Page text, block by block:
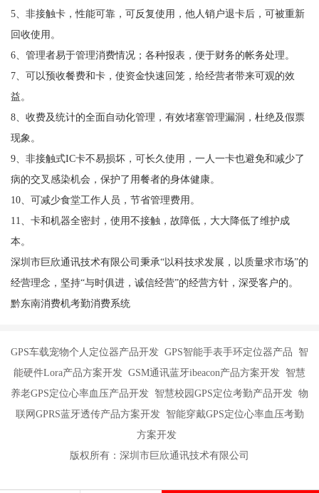
5、非接触卡，性能可靠，可反复使用，他人销户退卡后，可被重新
回收使用。
6、管理者易于管理消费情况；各种报表，便于财务的帐务处理。
7、可以预收餐费和卡，使资金快速回笼，给经营者带来可观的效
益。
8、收费及统计的全面自动化管理，有效堵塞管理漏洞，杜绝及假票
现象。
9、非接触式IC卡不易损坏，可长久使用，一人一卡也避免和减少了
病的交叉感染机会，保护了用餐者的身体健康。
10、可减少食堂工作人员，节省管理费用。
11、卡和机器全密封，使用不接触，故障低，大大降低了维护成
本。
深圳市巨欣通讯技术有限公司秉承“以科技求发展，以质量求市场”的
经营理念，坚持“与时俱进，诚信经营”的经营方针，深受客户的。
黔东南消费机考勤消费系统
GPS车载宠物个人定位器产品开发 GPS智能手表手环定位器产品 智
能硬件Lora产品方案开发 GSM通讯蓝牙ibeacon产品方案开发 智慧
养老GPS定位心率血压产品开发 智慧校园GPS定位考勤产品开发 物
联网GPRS蓝牙透传产品方案开发 智能穿戴GPS定位心率血压考勤
方案开发
版权所有：深圳市巨欣通讯技术有限公司